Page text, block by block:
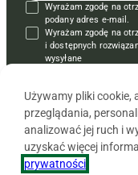
Polityka prywatności
Reklama
Krzyżówki
Wyrażam zgodę na
podany adres e-mail.
Wyrażam zgodę na
i dostępnych
wysyłane
Używamy pliki cookie,
przeglądania,
analizować jej ruch i
uzyskać więcej
prywatności